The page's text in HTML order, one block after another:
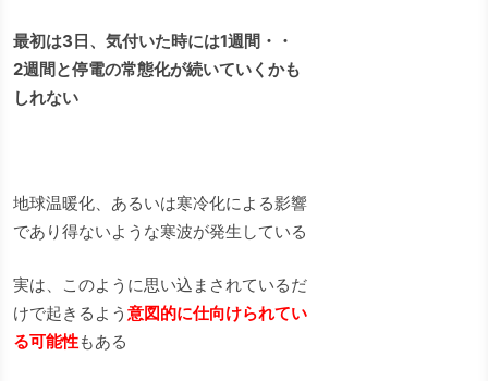
最初は3日、気付いた時には1週間・・
2週間と停電の常態化が続いていくかも
しれない
地球温暖化、あるいは寒冷化による影響
であり得ないような寒波が発生している
実は、このように思い込まされているだ
けで起きるよう 意図的に仕向けられてい
る可能性もある